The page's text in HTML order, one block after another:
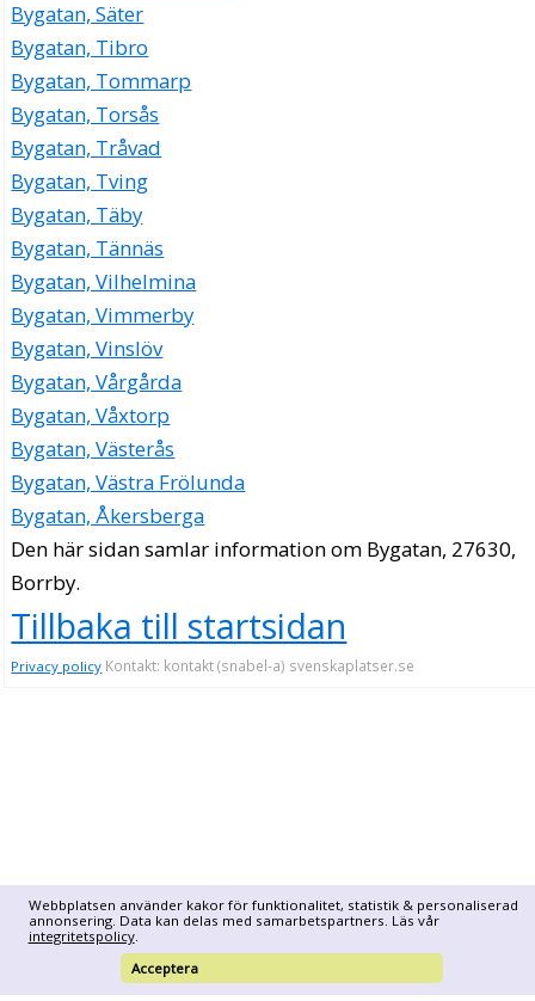
Webbplatsen använder kakor för funktionalitet, statistik & personaliserad
annonsering. Data kan delas med samarbetspartners. Läs vår
integritetspolicy.
Acceptera
Bygatan, Säter
Bygatan, Tibro
Bygatan, Tommarp
Bygatan, Torsås
Bygatan, Tråvad
Bygatan, Tving
Bygatan, Täby
Bygatan, Tännäs
Bygatan, Vilhelmina
Bygatan, Vimmerby
Bygatan, Vinslöv
Bygatan, Vårgårda
Bygatan, Våxtorp
Bygatan, Västerås
Bygatan, Västra Frölunda
Bygatan, Åkersberga
Den här sidan samlar information om Bygatan, 27630,
Borrby.
Tillbaka till startsidan
Privacy policy Kontakt: kontakt (snabel-a) svenskaplatser.se